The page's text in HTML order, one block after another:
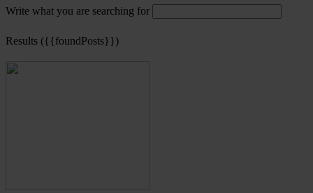
Write what you are searching for
Results ({{foundPosts}})